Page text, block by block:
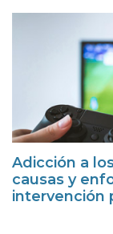
Adicción a
causas y
intervención